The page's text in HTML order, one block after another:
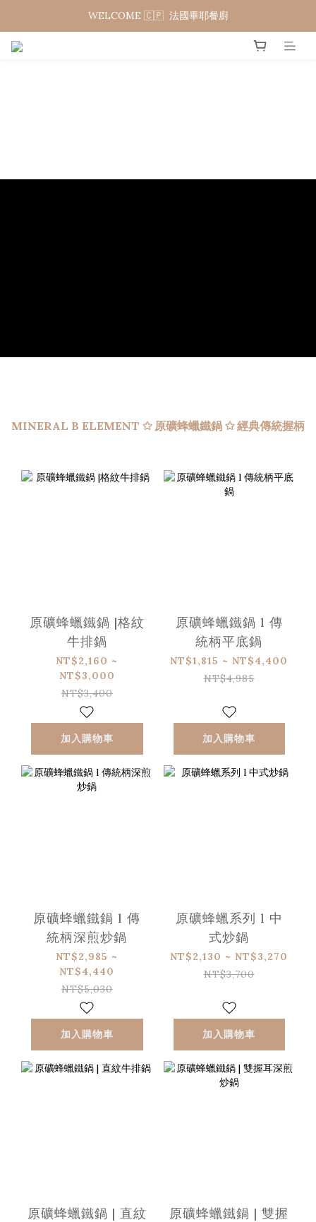
WELCOME 🇨🇵  法國畢耶餐廚
夏日年中慶 限時加碼95折
MINERAL B ELEMENT ✩ 原礦蜂蠟鐵鍋 ✩ 經典傳統握柄
原礦蜂蠟鐵鍋 |格紋
牛排鍋
NT$2,160 ~
NT$3,000
NT$3,400
加入購物車
原礦蜂蠟鐵鍋 l 傳
統柄平底鍋
NT$1,815 ~ NT$4,400
NT$4,985
加入購物車
原礦蜂蠟鐵鍋 l 傳
統柄深煎炒鍋
NT$2,985 ~
NT$4,440
NT$5,030
加入購物車
原礦蜂蠟系列 l 中
式炒鍋
NT$2,130 ~ NT$3,270
NT$3,700
加入購物車
原礦蜂蠟鐵鍋 | 直紋
原礦蜂蠟鐵鍋 | 雙握